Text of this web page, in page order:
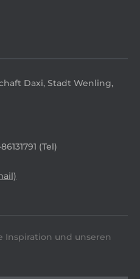
Daxi, Stadt Wenling,
(Tel)
Inspiration und unseren